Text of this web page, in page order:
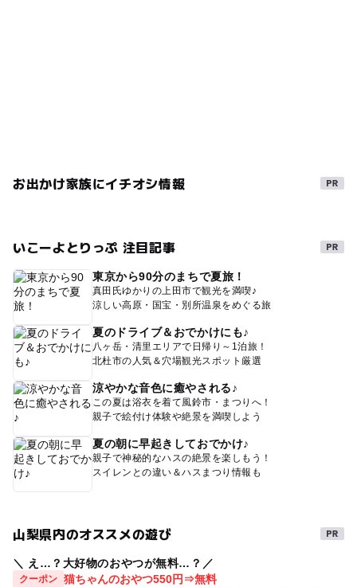
お出かけ家族にイチオシ情報
いこーよとりっぷ 注目記事
東京から90分のまちで夏旅！
真田氏ゆかりの上田市で観光を満喫♪
涼しい高原・国宝・別所温泉をめぐる旅
夏のドライブ＆おでかけにも♪
八ヶ岳・清里エリアで日帰り～1泊旅！
北杜市の人気＆穴場観光スポット厳選
涼やかな音色に癒やされる♪
この夏は浴衣を着て風鈴市・まつりへ！
親子で絵付け体験や絶景を満喫しよう
夏の朝に早起きしておでかけ♪
親子で神秘的なハスの絶景を楽しもう！
スイレンとの違い＆ハスまつり情報も
山梨県内のオススメの遊び
＼ え…？大好物のおやつが無料…？／
クーポン 猫ちゃんのおやつ550円⇒無料